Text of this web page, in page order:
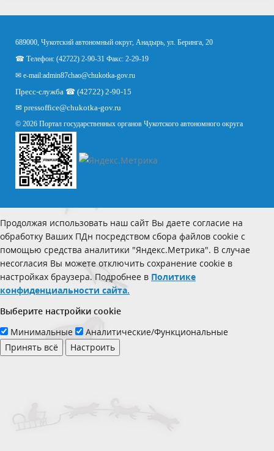
689000, Чукотский автономный округ, Анадырь, ул. Беринга, 20
☎ Телефон: (42722) 2-90-31 Факс: 2-29-19
✉ e-mail:admin87chao@chukotka-gov.ru
Пресс-служба ☎ (42722) 2-90-15
✉ pressoffice@chukotka-gov.ru
© 2026 Портал государственных органов Чукотского автономного округа
Продолжая использовать наш сайт Вы даете согласие на
обработку Ваших ПДн посредством сбора файлов cookie с
помощью средства аналитики "Яндекс.Метрика". В случае
несогласия Вы можете отключить сохранение cookie в
настройках браузера. Подробнее в Политике
конфиденциальности сайта.
Выберите настройки cookie
Минимальные
Аналитические/Функциональные
Принять всё
Настроить